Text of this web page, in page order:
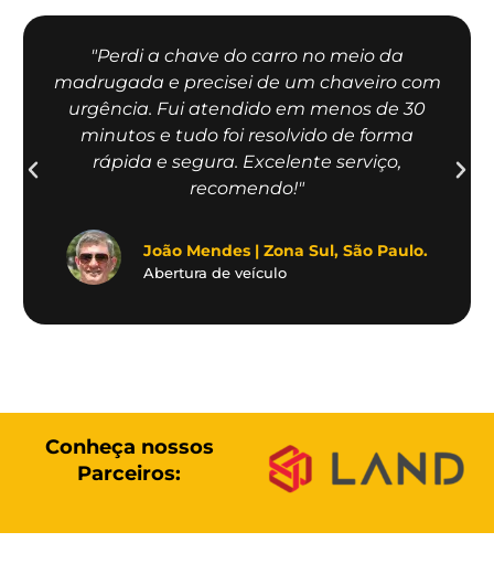
"Perdi a chave do carro no meio da
madrugada e precisei de um chaveiro com
urgência. Fui atendido em menos de 30
minutos e tudo foi resolvido de forma
rápida e segura. Excelente serviço,
recomendo!"
João Mendes | Zona Sul, São Paulo.
Abertura de veículo
Conheça nossos
Parceiros: